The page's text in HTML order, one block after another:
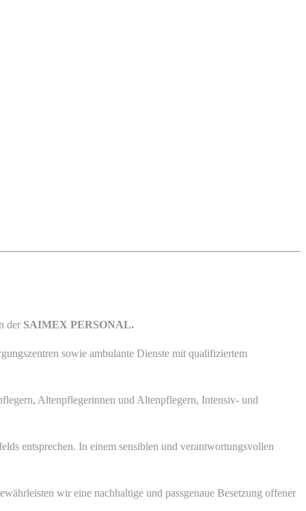
der SAIMEX PERSONAL.
sowie ambulante Dienste mit qualifiziertem
Altenpflegerinnen und Altenpflegern, Intensiv- und
entsprechen. In einem sensiblen und verantwortungsvollen
wir eine nachhaltige und passgenaue Besetzung offener